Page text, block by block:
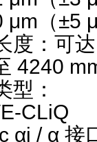
μm（±5
度 ：可
4240
型 ‌：
CLiQ
αi / α 接